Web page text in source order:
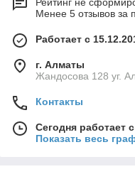
Менее 5 отзывов за
Работает с
г. Алматы
Жандосова 128 уг.
Контакты
Сегодня работает
Показать весь